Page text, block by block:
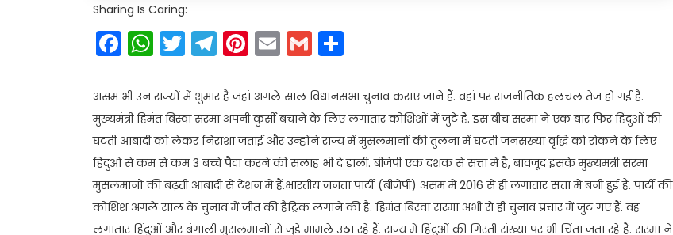
Sharing Is Caring:
Facebook
WhatsApp
Twitter
Telegram
Pinterest
EmailGmail
असम भी उन राज्यों में शुमार है जहां अगले साल विधानसभा चुनाव कराए जाने हैं. वहां पर राजनीतिक हलचल तेज हो गई है.
मुख्यमंत्री हिमंत बिस्वा सरमा अपनी कुर्सी बचाने के लिए लगातार कोशिशों में जुटे हैं. इस बीच सरमा ने एक बार फिर हिंदुओं की
घटती आबादी को लेकर निराशा जताई और उन्होंने राज्य में मुसलमानों की तुलना में घटती जनसंख्या वृद्धि को रोकने के लिए
हिंदुओं से कम से कम 3 बच्चे पैदा करने की सलाह भी दे डाली. बीजेपी एक दशक से सत्ता में है, बावजूद इसके मुख्यमंत्री सरमा
मुसलमानों की बढ़ती आबादी से टेंशन में हैं.भारतीय जनता पार्टी (बीजेपी) असम में 2016 से ही लगातार सत्ता में बनी हुई है. पार्टी की
कोशिश अगले साल के चुनाव में जीत की हैट्रिक लगाने की है. हिमंत बिस्वा सरमा अभी से ही चुनाव प्रचार में जुट गए हैं. वह
लगातार हिंदुओं और बंगाली मुसलमानों से जुड़े मामले उठा रहे हैं. राज्य में हिंदुओं की गिरती संख्या पर भी चिंता जता रहे हैं. सरमा ने